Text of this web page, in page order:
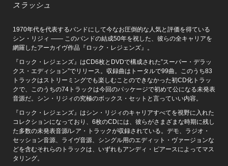
スラッシュ
1970年代を代表するバンドにして今なお圧倒的な人気と評価を得ている
シン・リジィ ―― このバンドの結成50年を祝した、彼らの全キャリアを
網羅したアーカイヴ作品『ロック・レジェンズ』。
『ロック・レジェンズ』はCD6枚とDVDで構成された”スーパー・デラッ
クス・エディション”でリリース。収録曲はトータルで99曲。このうち83
トラックはストリーミングでも楽しむことのできなかった初CD化トラッ
クで、このうちの74トラックは今回のパッケージで初めて公になる未発表
音源だ。シン・リジィの究極のボックス・セットと言っていい内容。
『ロック・レジェンズ』はシン・リジィのキャリアすべてを視野に入れた
コレクションになっており、6枚のCDには、彼らがさまざまな時期に残し
た多数の未発表音源/レア・トラックが収録されている。デモ、ラジオ・
セッション音源、ライヴ音源、シングル用のエディット・ヴァージョンな
どを含むそれらのトラックは、いずれもアンディ・ピアースによってマス
タリング。